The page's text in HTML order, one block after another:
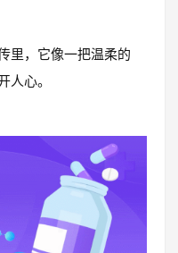
里，它像一把温柔的
人心。